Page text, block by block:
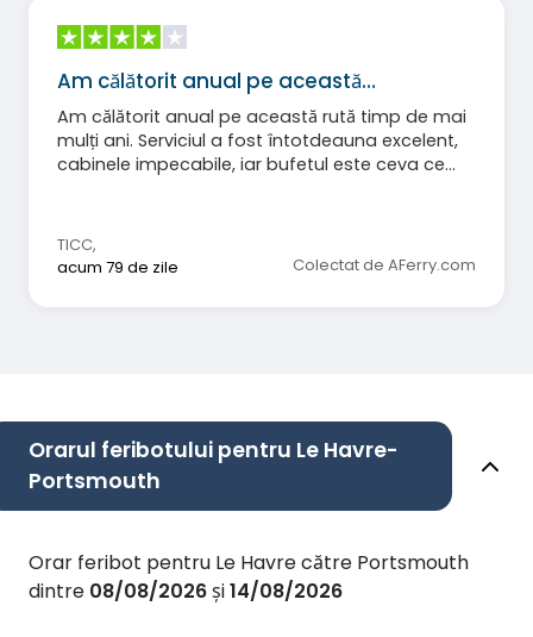
Am călătorit anual pe această…
Am călătorit anual pe această rută timp de mai
mulți ani. Serviciul a fost întotdeauna excelent,
cabinele impecabile, iar bufetul este ceva ce
TICC,
acum 79 de zile
Colectat de AFerry.com
Orarul feribotului pentru Le Havre-
Portsmouth
Orar feribot pentru Le Havre către Portsmouth
dintre 08/08/2026și14/08/2026